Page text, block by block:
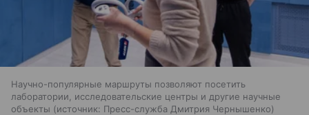
Научно-популярные маршруты позволяют посетить
лаборатории, исследовательские центры и другие научные
объекты
источник: Пресс-служба Дмитрия Чернышенко